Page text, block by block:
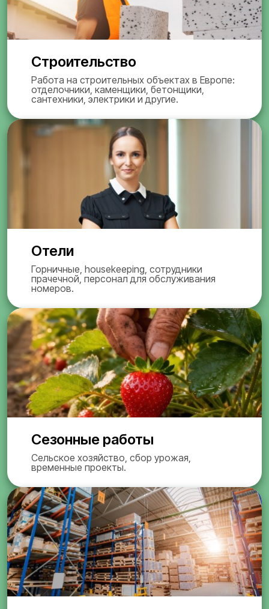
Строительство
Работа на строительных объектах в Европе:
отделочники, каменщики, бетонщики,
сантехники, электрики и другие.
Отели
Горничные, housekeeping, сотрудники
прачечной, персонал для обслуживания
номеров.
Сезонные работы
Сельское хозяйство, сбор урожая,
временные проекты.